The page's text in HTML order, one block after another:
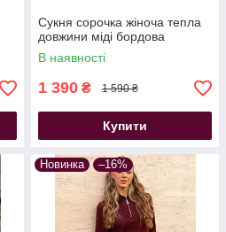
Сукня сорочка жіноча тепла
довжини міді бордова
В наявності
1 390 ₴ 1 590 ₴
Купити
Новинка –16%